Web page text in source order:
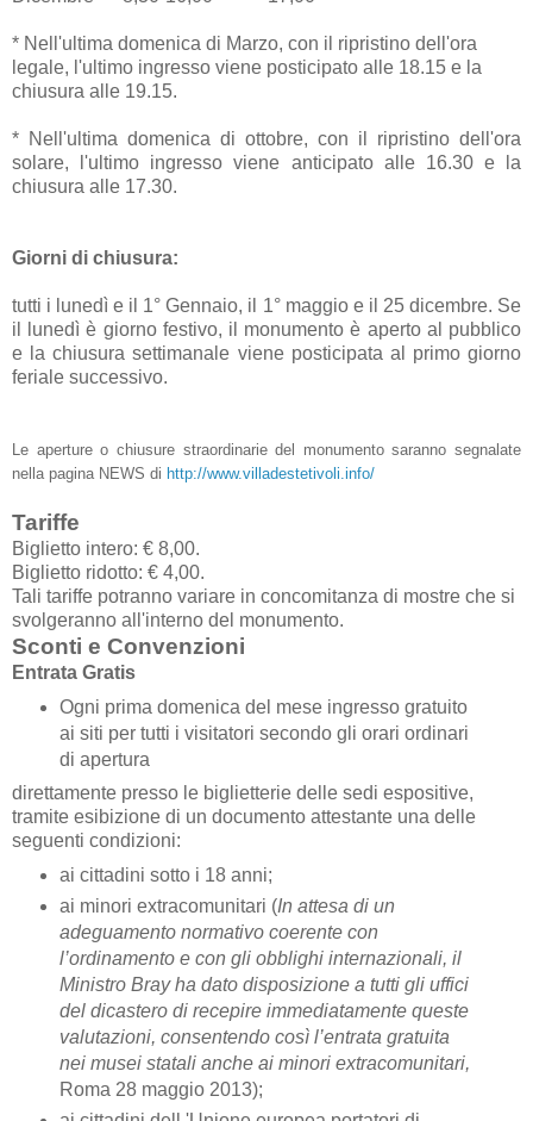
* Nell'ultima domenica di Marzo, con il ripristino dell'ora
legale, l'ultimo ingresso viene posticipato alle 18.15 e la
chiusura alle 19.15.
* Nell'ultima domenica di ottobre, con il ripristino dell'ora
solare, l'ultimo ingresso viene anticipato alle 16.30 e la
chiusura alle 17.30.
Giorni di chiusura:
tutti i lunedì e il 1° Gennaio, il 1° maggio e il 25 dicembre. Se
il lunedì è giorno festivo, il monumento è aperto al pubblico
e la chiusura settimanale viene posticipata al primo giorno
feriale successivo.
Le aperture o chiusure straordinarie del monumento saranno segnalate
nella pagina NEWS di http://www.villadestetivoli.info/
Tariffe
Biglietto intero: € 8,00.
Biglietto ridotto: € 4,00.
Tali tariffe potranno variare in concomitanza di mostre che si
svolgeranno all'interno del monumento.
Sconti e Convenzioni
Entrata Gratis
Ogni prima domenica del mese ingresso gratuito
ai siti per tutti i visitatori secondo gli orari ordinari
di apertura
direttamente presso le biglietterie delle sedi espositive,
tramite esibizione di un documento attestante una delle
seguenti condizioni:
ai cittadini sotto i 18 anni;
ai minori extracomunitari (In attesa di un
adeguamento normativo coerente con
l’ordinamento e con gli obblighi internazionali, il
Ministro Bray ha dato disposizione a tutti gli uffici
del dicastero di recepire immediatamente queste
valutazioni, consentendo così l’entrata gratuita
nei musei statali anche ai minori extracomunitari,
Roma 28 maggio 2013);